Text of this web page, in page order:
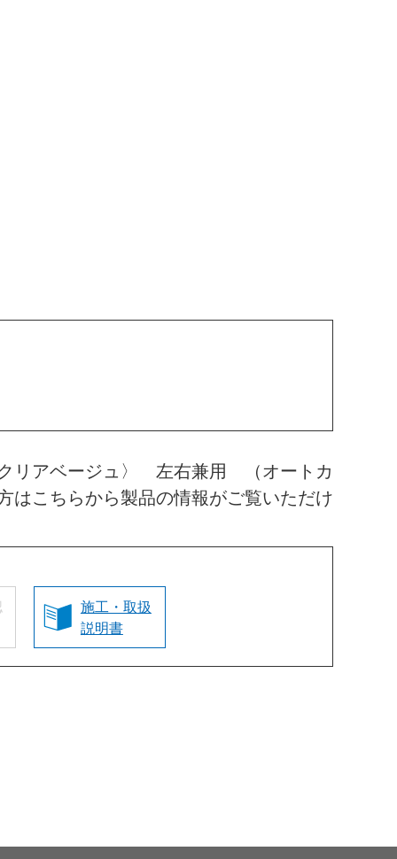
アベージュ〉 左右兼用 （オートカ
こちらから製品の情報がご覧いただけ
施工・取扱
説明書